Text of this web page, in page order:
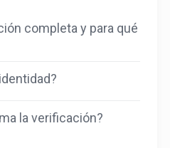
completa y para qué
la verificación?